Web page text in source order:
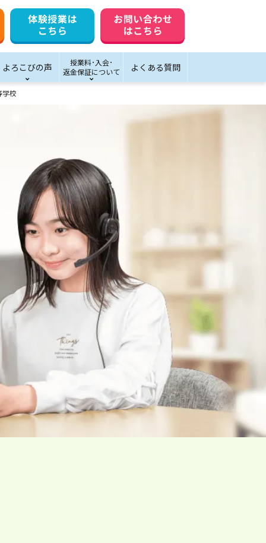
よろこびの声
授業料･入会･
返金保証について
よくある質問
学校